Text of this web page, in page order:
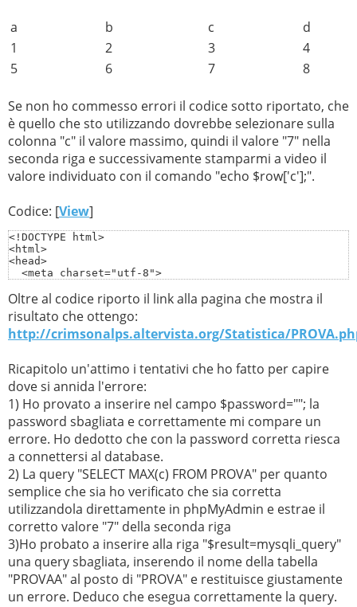
a b c
d
1
2 3
4
5
6 7 8
Se non ho commesso errori il codice sotto riportato, che
è quello che sto utilizzando dovrebbe selezionare sulla
colonna "c" il valore massimo, quindi il valore "7" nella
seconda riga e successivamente stamparmi a video il
valore individuato con il comando "echo $row['c'];".
Codice: [View]
<!DOCTYPE html>
<html>
<head>
  <meta charset="utf-8">
  <title>Prova</title>
</head>
<body>
<?php
$host="localhost";
$password="";
$database="";
if (!$connection) {
echo "Error: Unable to connect to MySQL." .
echo "Debugging errno: " . mysqli_connect_errno()
echo "Debugging error: " . mysqli_connect_error()
    exit;
}
echo "Success: A proper connection to MySQL was
echo "Host information: " . mysqli_get_host_info($link)
$result=mysqli_query($connection,"SELECT MAX(c) FROM
if (!$result) {
    die('Invalid query2: ' . mysqli_error());
$row=mysqli_fetch_array($result);
echo $row['c'];
echo "prova";
mysqli_close($connection);
?>
Oltre al codice riporto il link alla pagina che mostra il
risultato che ottengo:
http://crimsonalps.altervista.org/Statistica/
Ricapitolo un'attimo i tentativi che ho fatto per capire
dove si annida l'errore:
1) Ho provato a inserire nel campo $password=""; la
password sbagliata e correttamente mi compare un
errore. Ho dedotto che con la password corretta riesca
a connettersi al database.
2) La query "SELECT MAX(c) FROM PROVA" per quanto
semplice che sia ho verificato che sia corretta
utilizzandola direttamente in phpMyAdmin e estrae il
corretto valore "7" della seconda riga
3)Ho probato a inserire alla riga "$result=mysqli_query"
una query sbagliata, inserendo il nome della tabella
"PROVAA" al posto di "PROVA" e restituisce giustamente
un errore. Deduco che esegua correttamente la query.